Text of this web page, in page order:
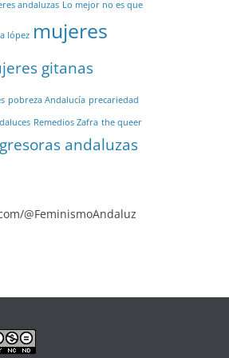
andaluzas Lo mejor no es que
lópez mujeres
gitanas
pobreza Andalucía precariedad
Remedios Zafra the queer
andaluzas
@FeminismoAndaluz